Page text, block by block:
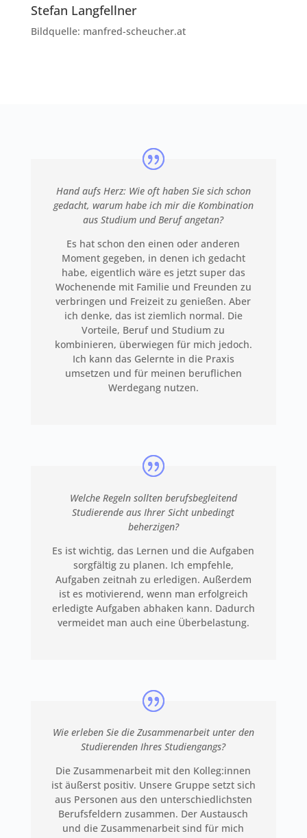
Stefan Langfellner
Bildquelle: manfred-scheucher.at
Hand aufs Herz: Wie oft haben Sie sich schon
gedacht, warum habe ich mir die Kombination
aus Studium und Beruf angetan?
Es hat schon den einen oder anderen
Moment gegeben, in denen ich gedacht
habe, eigentlich wäre es jetzt super das
Wochenende mit Familie und Freunden zu
verbringen und Freizeit zu genießen. Aber
ich denke, das ist ziemlich normal. Die
Vorteile, Beruf und Studium zu
kombinieren, überwiegen für mich jedoch.
Ich kann das Gelernte in die Praxis
umsetzen und für meinen beruflichen
Werdegang nutzen.
Welche Regeln sollten berufsbegleitend
Studierende aus Ihrer Sicht unbedingt
beherzigen?
Es ist wichtig, das Lernen und die Aufgaben
sorgfältig zu planen. Ich empfehle,
Aufgaben zeitnah zu erledigen. Außerdem
ist es motivierend, wenn man erfolgreich
erledigte Aufgaben abhaken kann. Dadurch
vermeidet man auch eine Überbelastung.
Wie erleben Sie die Zusammenarbeit unter den
Studierenden Ihres Studiengangs?
Die Zusammenarbeit mit den Kolleg:innen
ist äußerst positiv. Unsere Gruppe setzt sich
aus Personen aus den unterschiedlichsten
Berufsfeldern zusammen. Der Austausch
und die Zusammenarbeit sind für mich